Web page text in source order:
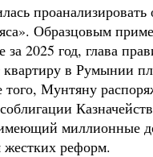
Образцовым
2025 год, глава
в Румынии
Мунтяну
миллионные
реформ.